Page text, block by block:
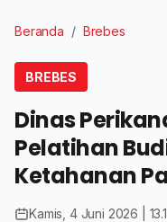
Beranda / Brebes
BREBES
Dinas
Pelatihan
Ketahanan
Kamis, 4 Juni 2026 |